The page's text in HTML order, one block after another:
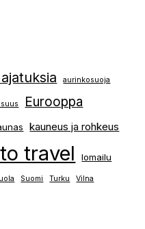
aurinkosuoja
Eurooppa
kauneus ja rohkeus
travel lomailu
Suomi Turku
Vilna